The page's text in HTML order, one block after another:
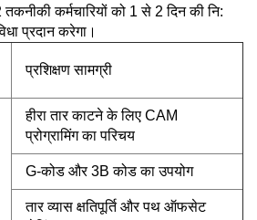
तकनीकी कर्मचारियों को 1 से 2 दिन की नि:
प्रदान करेगा।
प्रशिक्षण सामग्री
हीरा तार काटने के लिए CAM
प्रोग्रामिंग का परिचय
G-कोड और 3B कोड का उपयोग
तार व्यास क्षतिपूर्ति और पथ ऑफसेट